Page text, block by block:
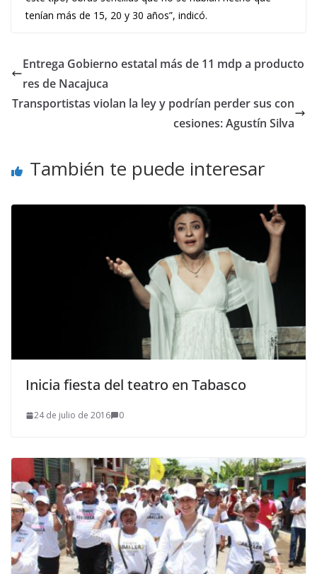
tenían más de 15, 20 y 30 años”, indicó.
Entrega Gobierno estatal más de 11 mdp a producto
res de Nacajuca
Transportistas violan la ley y podrían perder sus con
cesiones: Agustín Silva
También te puede interesar
Inicia fiesta del teatro en Tabasco
24 de julio de 2016 0